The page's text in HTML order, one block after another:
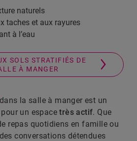
naturels
taches et aux rayures
à l’eau
SOLS STRATIFIÉS DE
À MANGER
dans la salle à manger est un
un espacetrès actif. Que
repas quotidiens en famille ou
conversations détendues